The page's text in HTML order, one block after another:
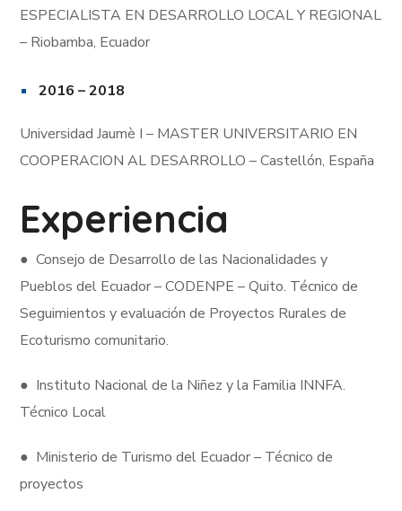
ESPECIALISTA EN DESARROLLO LOCAL Y REGIONAL
– Riobamba, Ecuador
2016 – 2018
Universidad Jaumè I – MASTER UNIVERSITARIO EN
COOPERACION AL DESARROLLO – Castellón, España
Experiencia
● Consejo de Desarrollo de las Nacionalidades y
Pueblos del Ecuador – CODENPE – Quito. Técnico de
Seguimientos y evaluación de Proyectos Rurales de
Ecoturismo comunitario.
● Instituto Nacional de la Niñez y la Familia INNFA.
Técnico Local
● Ministerio de Turismo del Ecuador – Técnico de
proyectos